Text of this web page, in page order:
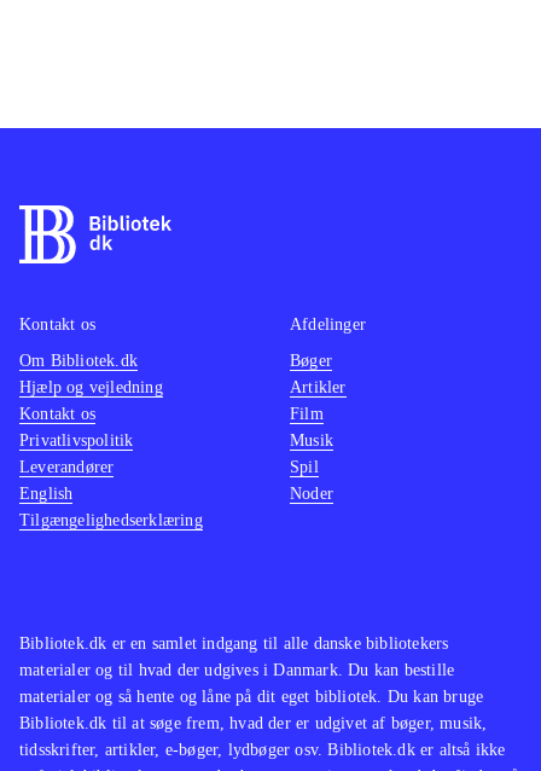
Bibliotek.dk er en samlet indgang til alle danske bibliotekers
materialer og til hvad der udgives i Danmark. Du kan bestille
materialer og så hente og låne på dit eget bibliotek. Du kan bruge
Bibliotek.dk til at søge frem, hvad der er udgivet af bøger, musik,
tidsskrifter, artikler, e-bøger, lydbøger osv. Bibliotek.dk er altså ikke
Kontakt os
Om Bibliotek.dk
Hjælp og vejledning
Kontakt os
Privatlivspolitik
Leverandører
English
Tilgængelighedserklæring
Afdelinger
Bøger
Artikler
Film
Musik
Spil
Noder